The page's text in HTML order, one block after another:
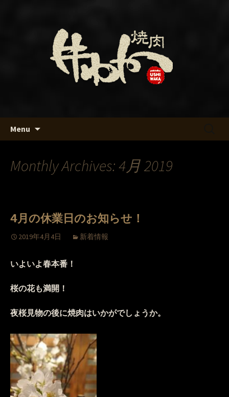
名古屋・名駅の焼肉「牛わか」
のブログ
Menu
Monthly Archives: 4月 2019
4月の休業日のお知らせ！
2019年4月4日 新着情報
いよいよ春本番！
桜の花も満開！
夜桜見物の後に焼肉はいかがでしょうか。